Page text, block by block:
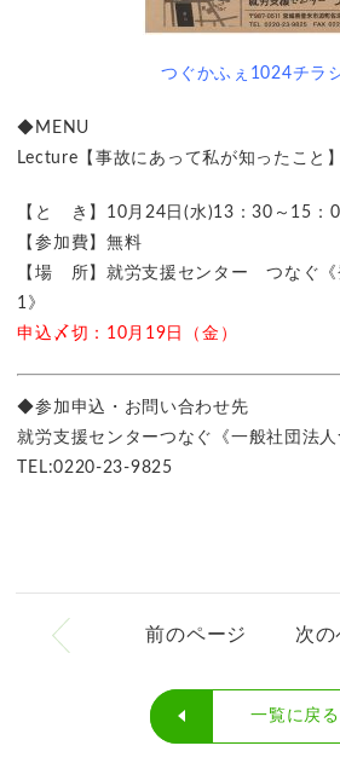
つぐかふぇ1024チラ
◆MENU
Lecture【事故にあって私が知ったこと
【と き】10月24日(水)13：30～15：
【参加費】無料
【場 所】就労支援センター つなぐ《
1》
申込〆切：10月19日（金）
◆参加申込・お問い合わせ先
就労支援センターつなぐ《一般社団法人
TEL:0220-23-9825
前のページ 次の
一覧に戻る